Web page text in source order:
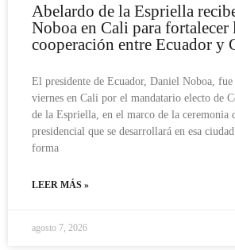
Abelardo de la Espriella
Noboa en Cali para fortalecer
cooperación entre Ecuador y
El presidente de Ecuador, Daniel Noboa,
viernes en Cali por el mandatario electo de
de la Espriella, en el marco de la ceremonia
presidencial que se desarrollará en esa
forma
LEER MÁS »
agosto 7, 2026